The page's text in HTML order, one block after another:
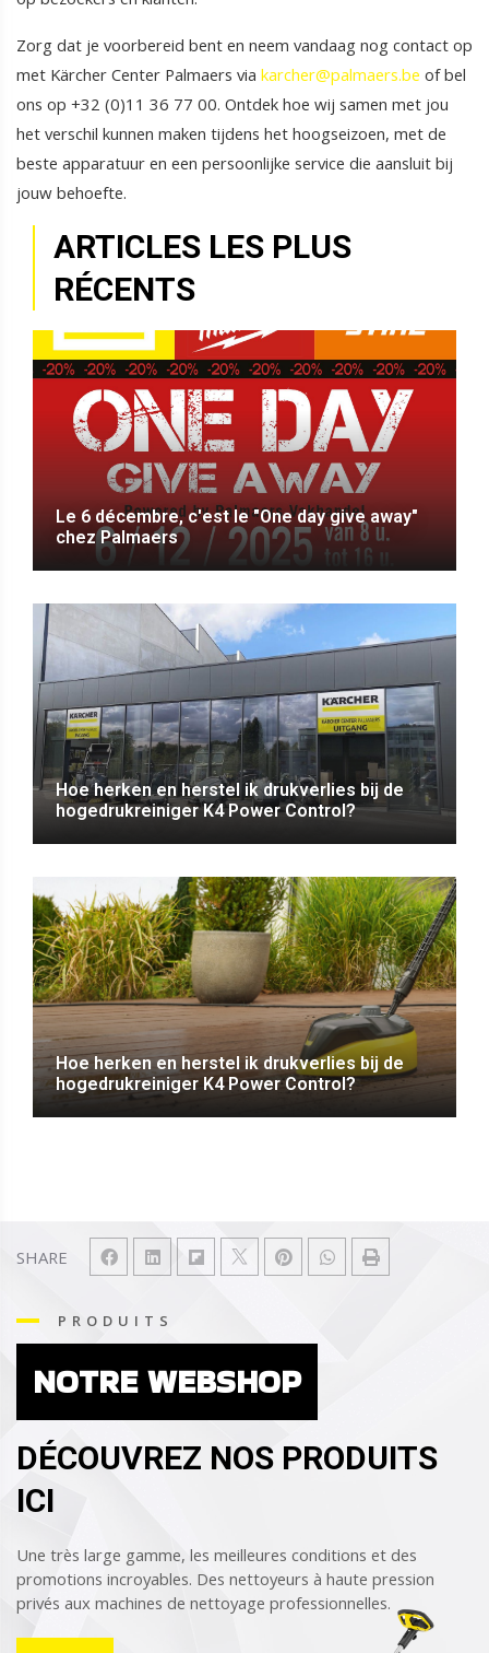
SHARE
Zorg dat je voorbereid bent en neem vandaag nog contact op
met Kärcher Center Palmaers via karcher@palmaers.be of bel
ons op +32 (0)11 36 77 00. Ontdek hoe wij samen met jou
het verschil kunnen maken tijdens het hoogseizoen, met de
beste apparatuur en een persoonlijke service die aansluit bij
jouw behoefte.
ARTICLES LES PLUS
RÉCENTS
Le 6 décembre, c'est le "One day give away"
chez Palmaers
Hoe herken en herstel ik drukverlies bij de
hogedrukreiniger K4 Power Control?
Hoe herken en herstel ik drukverlies bij de
hogedrukreiniger K4 Power Control?
PRODUITS
NOTRE WEBSHOP
DÉCOUVREZ NOS PRODUITS
ICI
Une très large gamme, les meilleures conditions et des
promotions incroyables. Des nettoyeurs à haute pression
privés aux machines de nettoyage professionnelles.